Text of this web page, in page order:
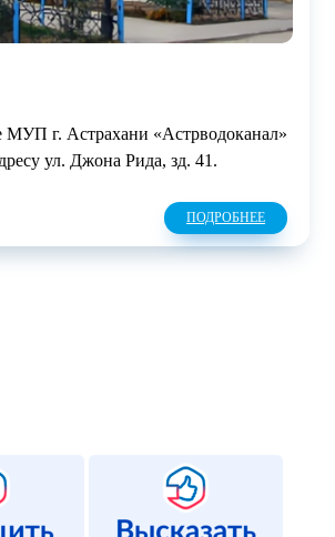
МУП г. Астрахани «Астрводоканал»
ул. Джона Рида, зд. 41.
ПОДРОБНЕЕ